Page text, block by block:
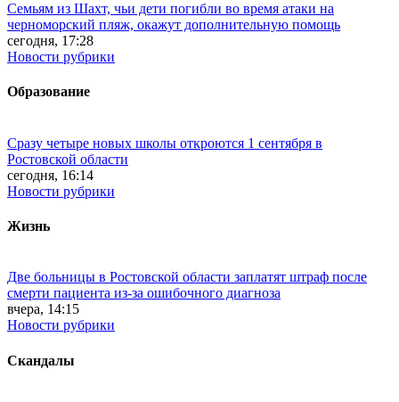
Семьям из Шахт, чьи дети погибли во время атаки на
черноморский пляж, окажут дополнительную помощь
сегодня, 17:28
Новости рубрики
Образование
Сразу четыре новых школы откроются 1 сентября в
Ростовской области
сегодня, 16:14
Новости рубрики
Жизнь
Две больницы в Ростовской области заплатят штраф после
смерти пациента из-за ошибочного диагноза
вчера, 14:15
Новости рубрики
Скандалы